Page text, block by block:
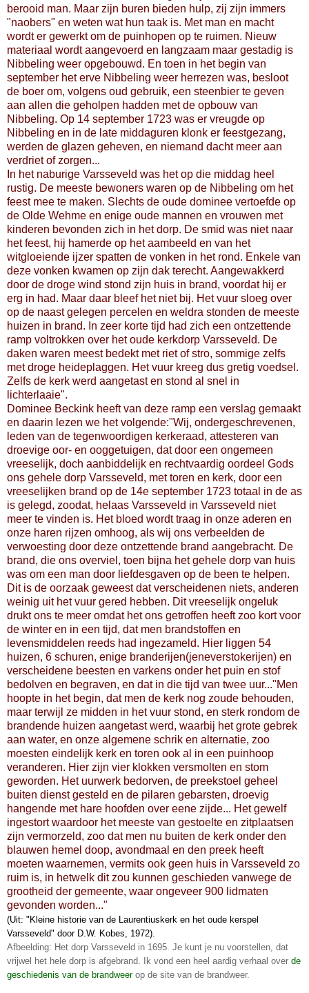
berooid man. Maar zijn buren bieden hulp, zij zijn immers
"naobers" en weten wat hun taak is. Met man en macht
wordt er gewerkt om de puinhopen op te ruimen. Nieuw
materiaal wordt aangevoerd en langzaam maar gestadig is
Nibbeling weer opgebouwd. En toen in het begin van
september het erve Nibbeling weer herrezen was, besloot
de boer om, volgens oud gebruik, een steenbier te geven
aan allen die geholpen hadden met de opbouw van
Nibbeling. Op 14 september 1723 was er vreugde op
Nibbeling en in de late middaguren klonk er feestgezang,
werden de glazen geheven, en niemand dacht meer aan
verdriet of zorgen...
In het naburige Varsseveld was het op die middag heel
rustig. De meeste bewoners waren op de Nibbeling om het
feest mee te maken. Slechts de oude dominee vertoefde op
de Olde Wehme en enige oude mannen en vrouwen met
kinderen bevonden zich in het dorp. De smid was niet naar
het feest, hij hamerde op het aambeeld en van het
witgloeiende ijzer spatten de vonken in het rond. Enkele van
deze vonken kwamen op zijn dak terecht. Aangewakkerd
door de droge wind stond zijn huis in brand, voordat hij er
erg in had. Maar daar bleef het niet bij. Het vuur sloeg over
op de naast gelegen percelen en weldra stonden de meeste
huizen in brand. In zeer korte tijd had zich een ontzettende
ramp voltrokken over het oude kerkdorp Varsseveld. De
daken waren meest bedekt met riet of stro, sommige zelfs
met droge heideplaggen. Het vuur kreeg dus gretig voedsel.
Zelfs de kerk werd aangetast en stond al snel in
lichterlaaie".
Dominee Beckink heeft van deze ramp een verslag gemaakt
en daarin lezen we het volgende:"Wij, ondergeschrevenen,
leden van de tegenwoordigen kerkeraad, attesteren van
droevige oor- en ooggetuigen, dat door een ongemeen
vreeselijk, doch aanbiddelijk en rechtvaardig oordeel Gods
ons gehele dorp Varsseveld, met toren en kerk, door een
vreeselijken brand op de 14e september 1723 totaal in de as
is gelegd, zoodat, helaas Varsseveld in Varsseveld niet
meer te vinden is. Het bloed wordt traag in onze aderen en
onze haren rijzen omhoog, als wij ons verbeelden de
verwoesting door deze ontzettende brand aangebracht. De
brand, die ons overviel, toen bijna het gehele dorp van huis
was om een man door liefdesgaven op de been te helpen.
Dit is de oorzaak geweest dat verscheidenen niets, anderen
weinig uit het vuur gered hebben. Dit vreeselijk ongeluk
drukt ons te meer omdat het ons getroffen heeft zoo kort voor
de winter en in een tijd, dat men brandstoffen en
levensmiddelen reeds had ingezameld. Hier liggen 54
huizen, 6 schuren, enige branderijen(jeneverstokerijen) en
verscheidene beesten en varkens onder het puin en stof
bedolven en begraven, en dat in die tijd van twee uur..."Men
hoopte in het begin, dat men de kerk nog zoude behouden,
maar terwijl ze midden in het vuur stond, en sterk rondom de
brandende huizen aangetast werd, waarbij het grote gebrek
aan water, en onze algemene schrik en alternatie, zoo
moesten eindelijk kerk en toren ook al in een puinhoop
veranderen. Hier zijn vier klokken versmolten en stom
geworden. Het uurwerk bedorven, de preekstoel geheel
buiten dienst gesteld en de pilaren gebarsten, droevig
hangende met hare hoofden over eene zijde... Het gewelf
ingestort waardoor het meeste van gestoelte en zitplaatsen
zijn vermorzeld, zoo dat men nu buiten de kerk onder den
blauwen hemel doop, avondmaal en den preek heeft
moeten waarnemen, vermits ook geen huis in Varsseveld zo
ruim is, in hetwelk dit zou kunnen geschieden vanwege de
grootheid der gemeente, waar ongeveer 900 lidmaten
gevonden worden..."
(Uit: "Kleine historie van de Laurentiuskerk en het oude kerspel
Varsseveld" door D.W. Kobes, 1972).
Afbeelding: Het dorp Varsseveld in 1695. Je kunt je nu voorstellen, dat
vrijwel het hele dorp is afgebrand. Ik vond een heel aardig verhaal over de
geschiedenis van de brandweerop de site van de brandweer.